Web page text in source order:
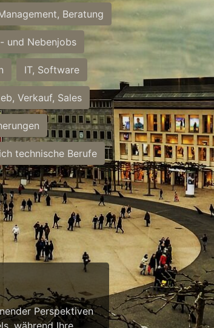
Beratung
und Nebenjobs
IT, Software
Verkauf, Sales
technische Berufe
Perspektiven